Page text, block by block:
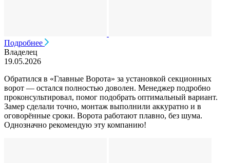
Подробнее
Владелец
19.05.2026
Обратился в «Главные Ворота» за установкой секционных
ворот — остался полностью доволен. Менеджер подробно
проконсультировал, помог подобрать оптимальный вариант.
Замер сделали точно, монтаж выполнили аккуратно и в
оговорённые сроки. Ворота работают плавно, без шума.
Однозначно рекомендую эту компанию!